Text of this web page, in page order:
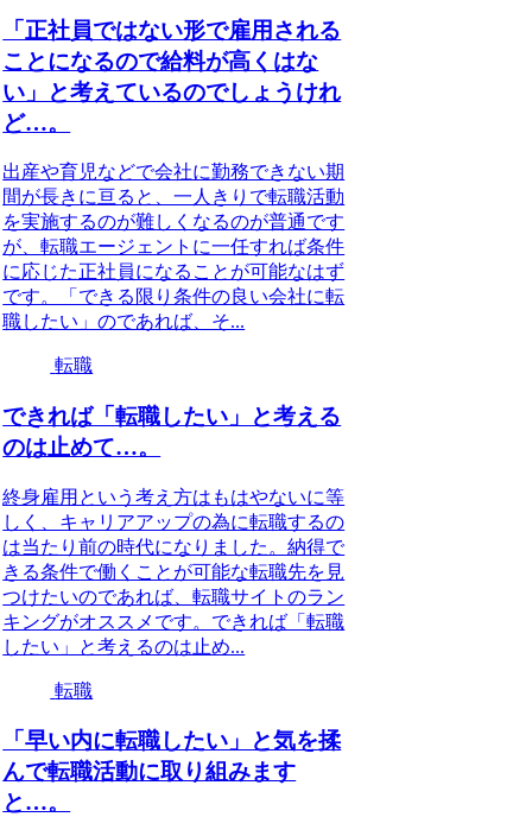
「正社員ではない形で雇用される
ことになるので給料が高くはな
い」と考えているのでしょうけれ
ど…。
出産や育児などで会社に勤務できない期
間が長きに亘ると、一人きりで転職活動
を実施するのが難しくなるのが普通です
が、転職エージェントに一任すれば条件
に応じた正社員になることが可能なはず
です。「できる限り条件の良い会社に転
職したい」のであれば、そ...
転職
できれば「転職したい」と考える
のは止めて…。
終身雇用という考え方はもはやないに等
しく、キャリアアップの為に転職するの
は当たり前の時代になりました。納得で
きる条件で働くことが可能な転職先を見
つけたいのであれば、転職サイトのラン
キングがオススメです。できれば「転職
したい」と考えるのは止め...
転職
「早い内に転職したい」と気を揉
んで転職活動に取り組みます
と…。